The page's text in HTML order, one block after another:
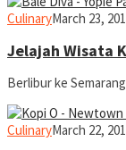
Culinaryyopiefranz
March 23,
Jelajah Wisata
Berlibur ke
Culinaryyopiefranz
March 22,